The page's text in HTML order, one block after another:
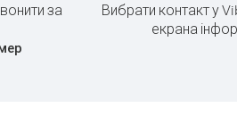
за
Вибрати контакт у
екрана